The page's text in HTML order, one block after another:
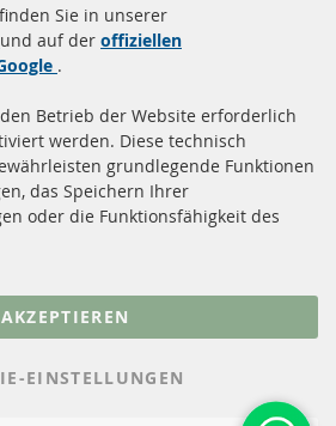
Über uns
Versandkosten
Kontakt
Vertrag widerrufen
Sie in unserer
und auf der offiziellen
.
Betrieb der Website erforderlich
werden. Diese technisch
grundlegende Funktionen
das Speichern Ihrer
oder die Funktionsfähigkeit des
AKZEPTIEREN
EINSTELLUNGEN